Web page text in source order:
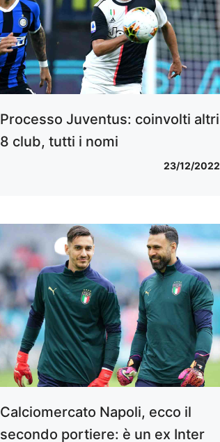
Processo Juventus: coinvolti altri
8 club, tutti i nomi
23/12/2022
Calciomercato Napoli, ecco il
secondo portiere: è un ex Inter